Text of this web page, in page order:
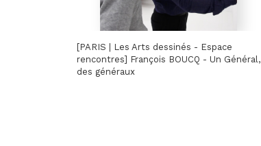
[PARIS | Les Arts dessinés - Espace
rencontres] François BOUCQ - Un Général,
des généraux